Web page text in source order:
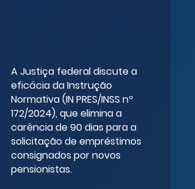
A Justiça federal discute a
eficácia da Instrução
Normativa (IN PRES/INSS nº
172/2024), que elimina a
carência de 90 dias para a
solicitação de empréstimos
consignados por novos
pensionistas.